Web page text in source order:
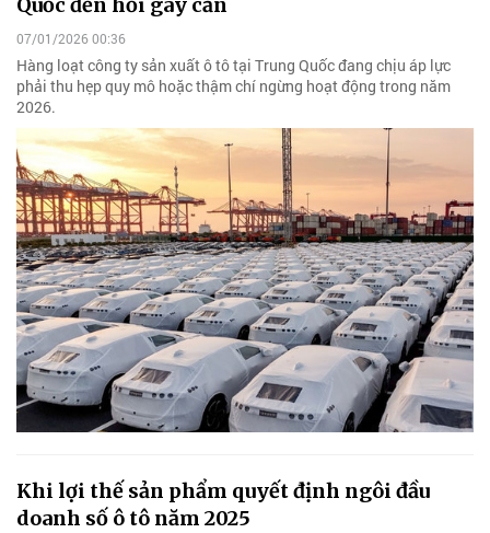
07/01/2026 00:36
Hàng loạt công ty sản xuất ô tô tại Trung Quốc đang chịu áp lực
phải thu hẹp quy mô hoặc thậm chí ngừng hoạt động trong năm
2026.
Khi lợi thế sản phẩm quyết định ngôi đầu
doanh số ô tô năm 2025